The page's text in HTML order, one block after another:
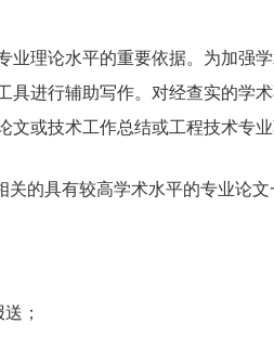
理论水平的重要依据。为加强
进行辅助写作。对经查实的学
文或技术工作总结或工程技术专
的具有较高学术水平的专业论文
；